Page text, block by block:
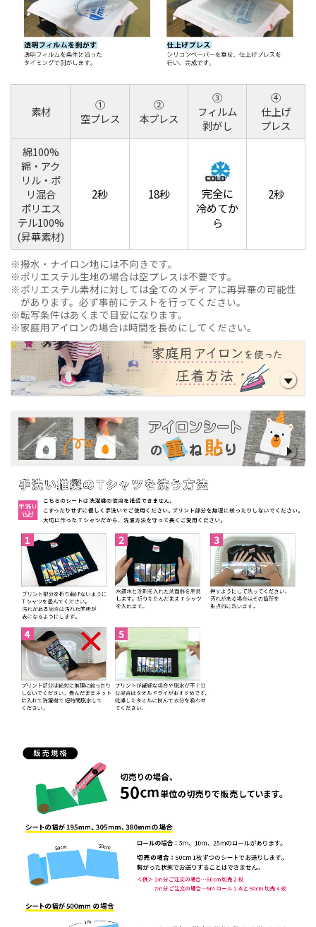
素材
①
空プレス
②
本プレス
③
フィルム
剥がし
④
仕上げ
プレス
綿100%
綿・アク
リル・ポ
リ混合
ポリエス
テル100%
(昇華素材)
2秒 18秒
完全に
冷めてか
ら
2秒
撥水・ナイロン地には不向きです。
ポリエステル生地の場合は空プレスは不要です。
ポリエステル素材に対しては全てのメディアに再昇華の可能性
があります。必ず事前にテストを行ってください。
転写条件はあくまで目安になります。
家庭用アイロンの場合は時間を長めにしてください。